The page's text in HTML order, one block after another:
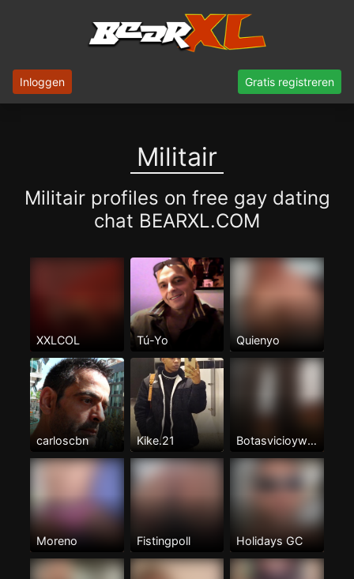
Inloggen Gratis registreren
Militair
Militair profiles on free gay dating
chat BEARXL.COM
XXLCOL Tú-Yo Quienyo
carloscbn Kike.21 Botasvicioywarreo
Moreno Fistingpoll Holidays GC